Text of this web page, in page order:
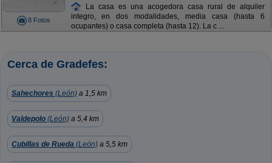
8 Fotos
La casa es una acogedora casa rural de alquiler
integro, en dos modalidades, media casa (hasta 6
ocupantes) o casa completa (hasta 12). La c ...
Cerca de Gradefes:
Sahechores (León) a 1,5 km
Valdepolo (León) a 5,4 km
Cubillas de Rueda (León) a 5,5 km